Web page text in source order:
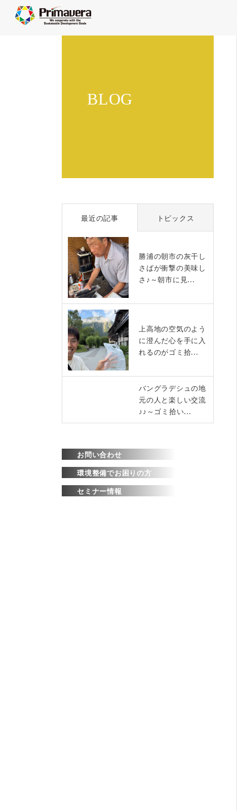
BLOG
最近の記事 トピックス
勝浦の朝市の灰干し
さばが衝撃の美味し
さ♪～朝市に見...
上高地の空気のよう
に澄んだ心を手に入
れるのがゴミ拾...
バングラデシュの地
元の人と楽しい交流
♪♪～ゴミ拾い...
お問い合わせ
環境整備でお困りの方
セミナー情報